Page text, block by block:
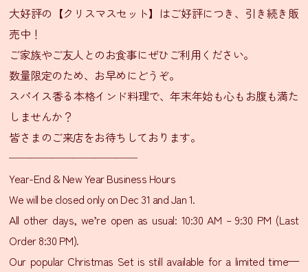
プ
ラ
ン
シ
タ
ー
ル
通
信
販
売
SNS
LINE
友
大好評の【クリスマスセット】はご好評につき、引き続き販
売中！
ご家族やご友人とのお食事にぜひご利用ください。
数量限定のため、お早めにどうぞ。
スパイス香る本格インド料理で、年末年始も心もお腹も満た
しませんか？
皆さまのご来店をお待ちしております。
────────────
Year-End & New Year Business Hours
We will be closed only on Dec 31 and Jan 1.
All other days, we’re open as usual: 10:30 AM – 9:30 PM (Last
Order 8:30 PM).
Our popular Christmas Set is still available for a limited time—